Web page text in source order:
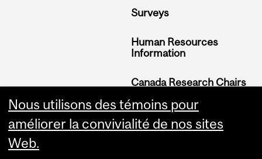
Surveys
Human Resources
Information
Canada Research Chairs
Further Reading
Definitions
Equity Related Policies &
Nous utilisons des témoins pour
améliorer la convivialité de nos sites
Web.